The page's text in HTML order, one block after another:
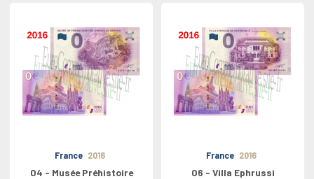
France 2016
04 - Musée Préhistoire
France 2016
06 - Villa Ephrussi